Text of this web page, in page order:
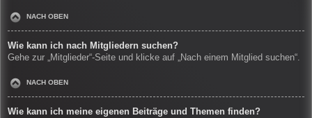
NACH OBEN
Wie kann ich nach Mitgliedern suchen?
Gehe zur „Mitglieder“-Seite und klicke auf „Nach einem Mitglied suchen“.
NACH OBEN
Wie kann ich meine eigenen Beiträge und Themen finden?